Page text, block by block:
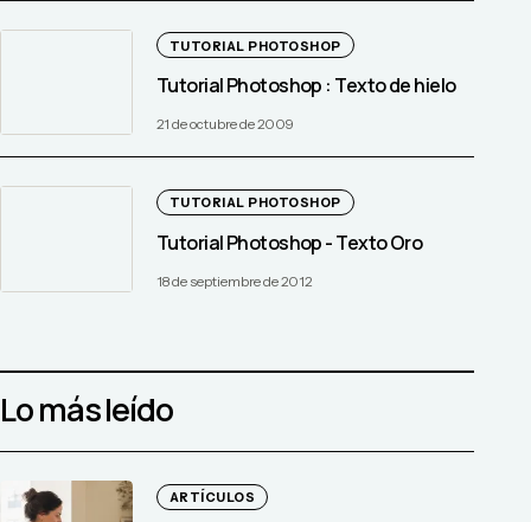
TUTORIAL PHOTOSHOP
Tutorial Photoshop : Texto de hielo
21 de octubre de 2009
TUTORIAL PHOTOSHOP
Tutorial Photoshop - Texto Oro
18 de septiembre de 2012
Lo más leído
ARTÍCULOS